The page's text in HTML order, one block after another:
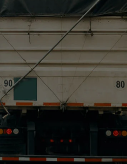
Цам Буцкле Страп
Force Rigging is one of the
famous China Cam
Buckle Strap
manufacturers and Cam
Buckle Strap suppliers.
Our factory specializes in
manufacturing of Cam
Buckle Strap.
Ендлесс Страп
Force Rigging is one of the
famous China Endless
Endless Strap suppliers. If
you trust us, please
и Достава и луке
Индустри Невс
ФАК